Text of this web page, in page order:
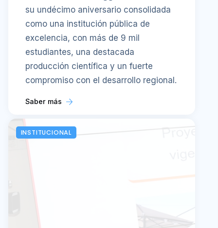
su undécimo aniversario consolidada
como una institución pública de
excelencia, con más de 9 mil
estudiantes, una destacada
producción científica y un fuerte
compromiso con el desarrollo regional.
Saber más
INSTITUCIONAL